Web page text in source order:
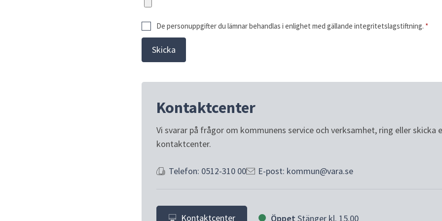
De personuppgifter du lämnar behandlas i enlighet med gällande integritetslagstiftning. *
Kontaktcenter
Vi svarar på frågor om kommunens service och verksamhet, ring eller skicka
kontaktcenter.
Telefon: 0512-310 00 E-post: kommun@vara.se
Kontaktcenter Öppet Stänger kl. 15.00